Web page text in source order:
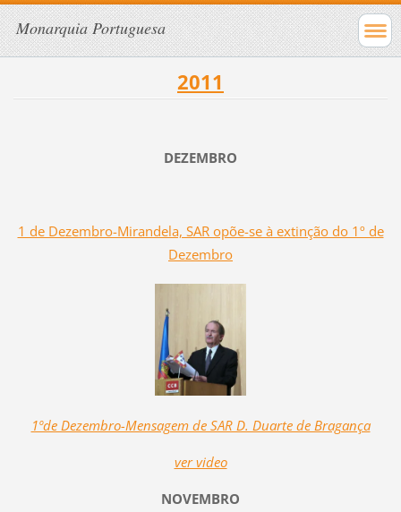
Monarquia Portuguesa
2011
DEZEMBRO
1 de Dezembro-Mirandela, SAR opõe-se à extinção do 1º de
Dezembro
1ºde Dezembro-Mensagem de SAR D. Duarte de Bragança
ver video
NOVEMBRO